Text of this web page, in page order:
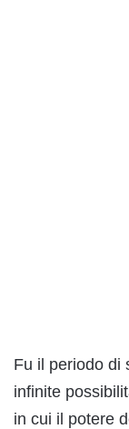
Fu il periodo di
infinite
in cui il potere